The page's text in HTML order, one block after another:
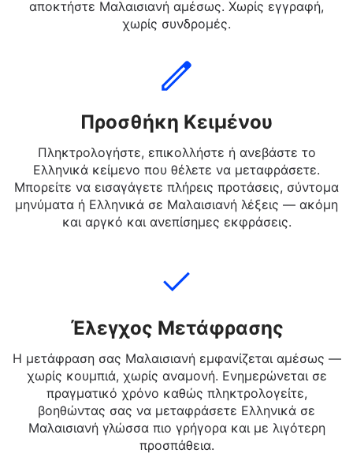
Απλά επικολλήστε το αγγλικό σας κείμενο —
χωρίς συνδρομές.
Προσθήκη Κειμένου
Πληκτρολογήστε, επικολλήστε ή ανεβάστε το
Ελληνικά κείμενο που θέλετε να μεταφράσετε.
Μπορείτε να εισαγάγετε πλήρεις προτάσεις, σύντομα
Έλεγχος Μετάφρασης
Η μετάφραση σας Μαλαισιανή εμφανίζεται αμέσως —
χωρίς κουμπιά, χωρίς αναμονή. Ενημερώνεται σε
πραγματικό χρόνο καθώς πληκτρολογείτε,
βοηθώντας σας να μεταφράσετε Ελληνικά σε